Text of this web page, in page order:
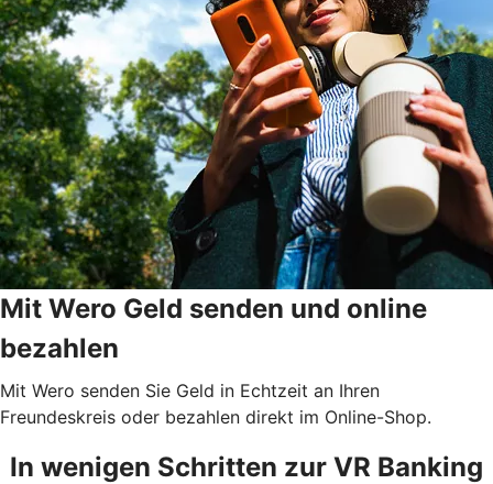
Mit Wero Geld senden und online
bezahlen
Mit Wero senden Sie Geld in Echtzeit an Ihren
Freundeskreis oder bezahlen direkt im Online-Shop.
In wenigen Schritten zur VR Banking